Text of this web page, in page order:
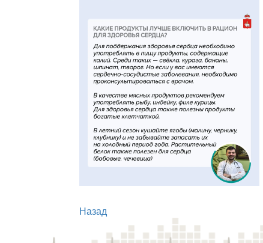
Назад